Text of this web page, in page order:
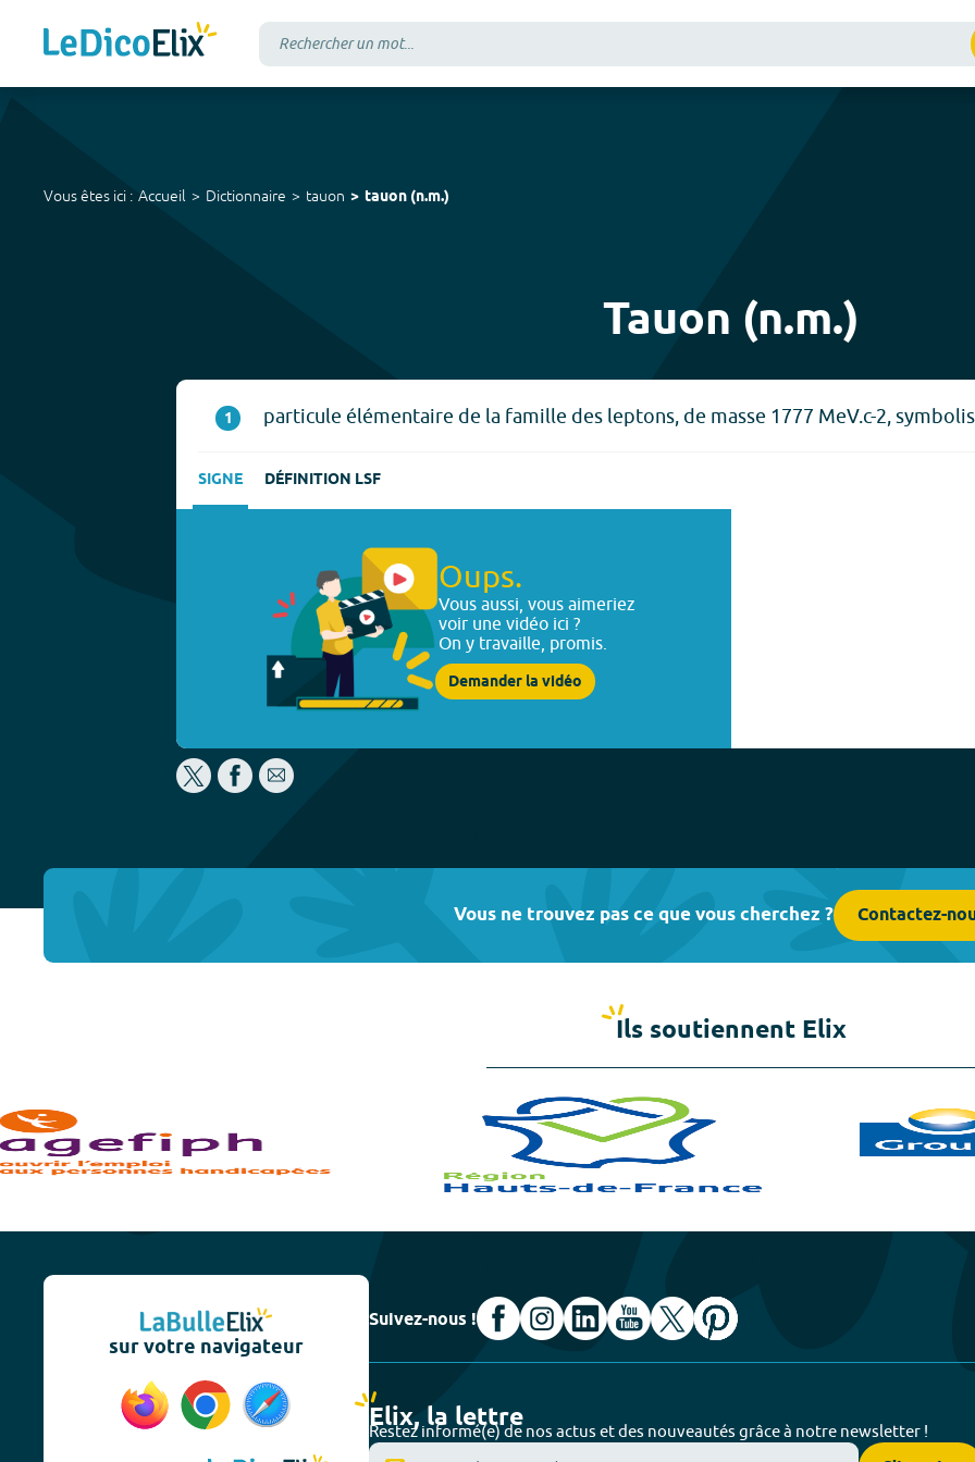
Vous êtes ici : Accueil Dictionnaire tauon tauon (n.m.)
Tauon (n.m.)
1 particule élémentaire de la famille des leptons, de masse 1777 MeV.c-2,
SIGNE DÉFINITION LSF
Oups.
Vous aussi, vous aimeriez
voir une vidéo ici ?
On y travaille, promis.
Demander la vidéo
Vous ne trouvez pas ce que vous cherchez ? Contactez-
Ils soutiennent Elix
sur votre navigateur
Suivez-nous !
Elix, la lettre
Restez informé(e) de nos actus et des nouveautés grâce à notre newsletter !